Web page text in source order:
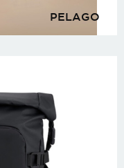
PELAGO